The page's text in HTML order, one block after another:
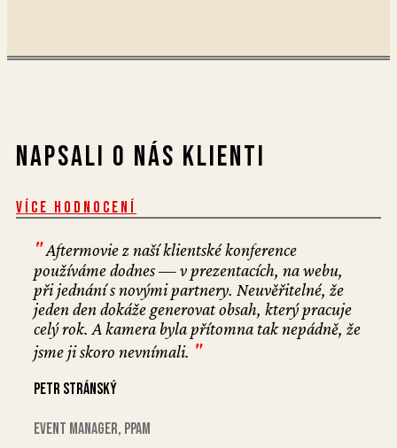
Napsali o nás klienti
Více hodnocení
"Aftermovie z naší klientské konference
používáme dodnes — v prezentacích, na webu,
při jednání s novými partnery. Neuvěřitelné, že
jeden den dokáže generovat obsah, který pracuje
celý rok. A kamera byla přítomna tak nepádně, že
jsme ji skoro nevnímali. "
Petr Stránský
event manager, PPaM